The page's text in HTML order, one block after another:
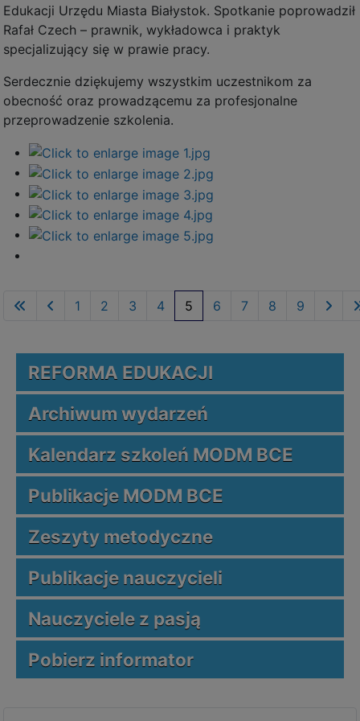
Edukacji Urzędu Miasta Białystok. Spotkanie poprowadził
Rafał Czech – prawnik, wykładowca i praktyk
specjalizujący się w prawie pracy.
Serdecznie dziękujemy wszystkim uczestnikom za
obecność oraz prowadzącemu za profesjonalne
przeprowadzenie szkolenia.
1 2 3 4 5 6 7 8 9
REFORMA EDUKACJI
Archiwum wydarzeń
Kalendarz szkoleń MODM BCE
Publikacje MODM BCE
Zeszyty metodyczne
Publikacje nauczycieli
Nauczyciele z pasją
Pobierz informator